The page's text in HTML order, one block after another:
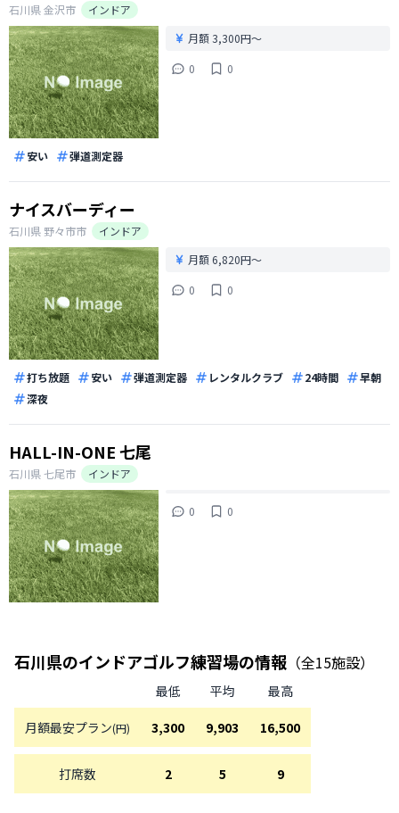
石川県金沢市
インドア
月額 3,300円〜
0
0
安い 弾道測定器
ナイスバーディー
石川県 野々市市
インドア
月額 6,820円〜
0
0
打ち放題 安い 弾道測定器 レンタルクラブ 24時間
早朝
深夜
HALL-IN-ONE 七尾
石川県七尾市 インドア
0 0
石川県のインドアゴルフ練習場の情報 （全15施設）
最低 平均 最高
月額最安プラン(円) 3,300 9,903 16,500
打席数 2 5 9